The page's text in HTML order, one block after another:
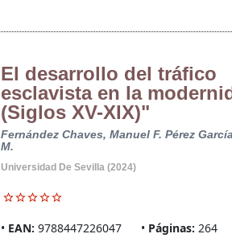
El desarrollo del tráfico
esclavista en la
(Siglos XV-XIX)"
Fernández Chaves, Manuel F. Pérez
M.
Universidad De Sevilla (2024)
EAN: 9788447226047 Páginas: 264